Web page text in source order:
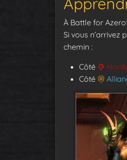
À Battle for
Si vous n’arrivez
chemin :
Côté
Côté